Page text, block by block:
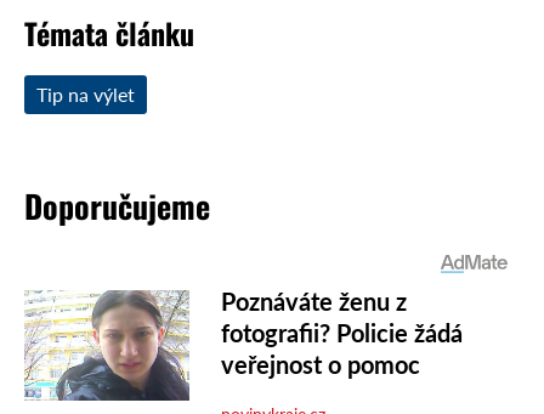
Témata článku
Tip na výlet
Doporučujeme